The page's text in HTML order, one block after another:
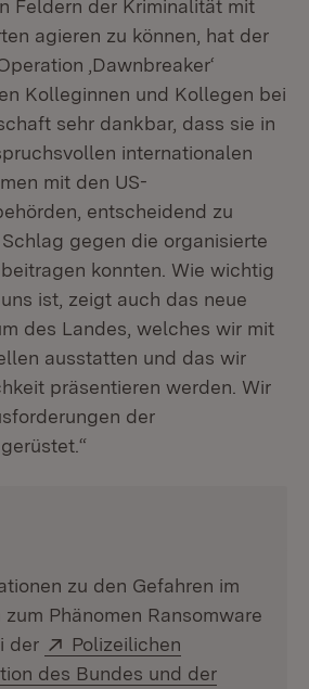
Feldern der Kriminalität mit
agieren zu können, hat der
,Dawnbreaker‘
Kolleginnen und Kollegen bei
sehr dankbar, dass sie in
internationalen
mit den US-
entscheidend zu
gegen die organisierte
konnten. Wie wichtig
ist, zeigt auch das neue
des Landes, welches wir mit
ausstatten und das wir
präsentieren werden. Wir
der
zu den Gefahren im
Phänomen Ransomware
der
Extern:
Polizeilichen
des Bundes und der